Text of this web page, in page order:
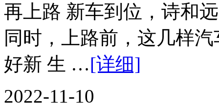
再上路 新车到位，诗和
同时，上路前，这几样
好新 生 …[详细]
2022-11-10